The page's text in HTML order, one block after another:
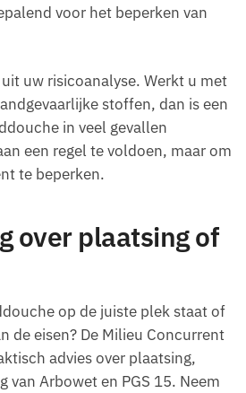
voor het beperken van
uw risicoanalyse. Werkt u met
stoffen, dan is een
in veel gevallen
een regel te voldoen, maar om
te beperken.
over plaatsing of
op de juiste plek staat of
de eisen? De Milieu Concurrent
advies over plaatsing,
van Arbowet en PGS 15. Neem